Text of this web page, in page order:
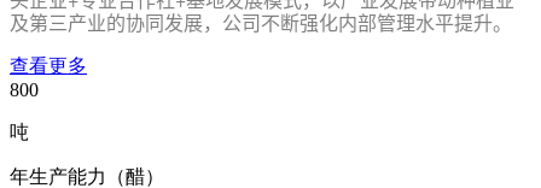
及第三产业的协同发展，公司不断强化内部管理水平提升。
查看更多
800
吨
年生产能力（醋）